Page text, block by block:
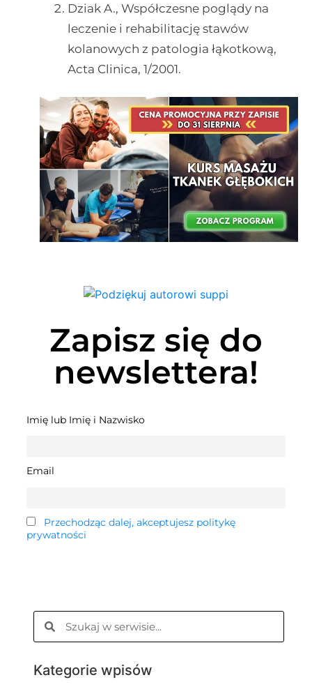
Dziak A., Współczesne poglądy na
leczenie i rehabilitację stawów
kolanowych z patologia łąkotkową,
Acta Clinica, 1/2001.
Zapisz się do
newslettera!
Imię lub Imię i Nazwisko
Email
Przechodząc dalej, akceptujesz politykę
prywatności
Kategorie wpisów